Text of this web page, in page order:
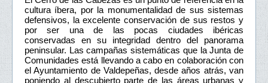
cultura íbera, por la monumentalidad de sus sistemas
defensivos, la excelente conservación de sus restos y
por ser una de las pocas ciudades ibéricas
conservadas en su integridad dentro del panorama
peninsular. Las campañas sistemáticas que la Junta de
Comunidades está llevando a cabo en colaboración con
el Ayuntamiento de Valdepeñas, desde años atrás, van
poniendo al descubierto parte de las áreas urbanas y